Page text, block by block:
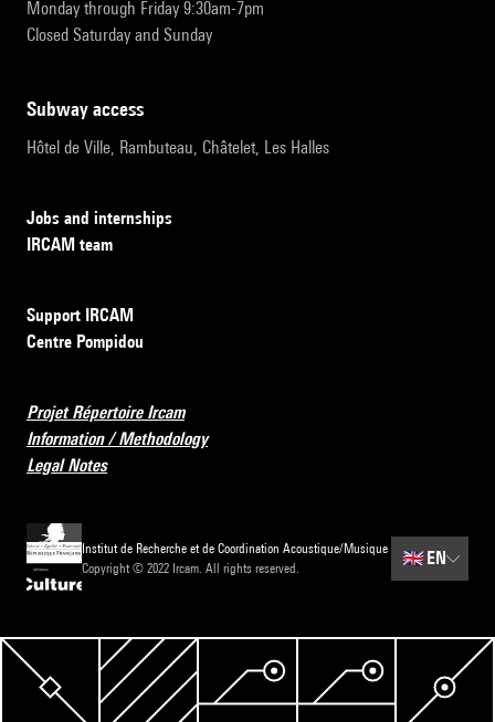
Monday through Friday 9:30am-7pm
Closed Saturday and Sunday
subway access
Hôtel de Ville, Rambuteau, Châtelet, Les Halles
Jobs and internships
IRCAM team
Support IRCAM
Centre Pompidou
Projet Répertoire Ircam
Information / Methodology
Legal Notes
Institut de Recherche et de Coordination Acoustique/Musique
Copyright © 2022 Ircam. All rights reserved.
🇬🇧 EN